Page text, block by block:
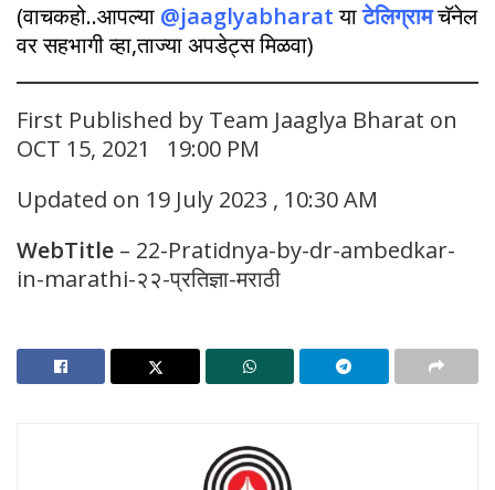
(वाचकहो..आपल्या @jaaglyabharat याटेलिग्रामचॅनेल
वर सहभागी व्हा,ताज्या अपडेट्स मिळवा)
First Published by Team Jaaglya Bharat on
OCT 15, 2021 19:00 PM
Updated on 19 July 2023 , 10:30 AM
WebTitle – 22-Pratidnya-by-dr-ambedkar-
in-marathi-२२-प्रतिज्ञा-मराठी